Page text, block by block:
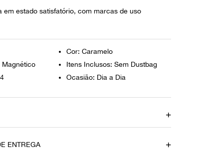
em estado satisfatório, com marcas de uso
Cor: Caramelo
Magnético
Itens Inclusos: Sem Dustbag
Ocasião: Dia a Dia
ENTREGA